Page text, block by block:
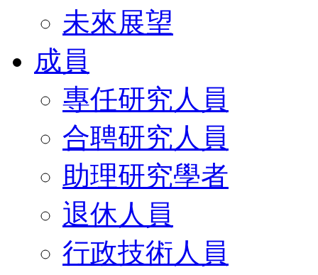
未來展望
成員
專任研究人員
合聘研究人員
助理研究學者
退休人員
行政技術人員